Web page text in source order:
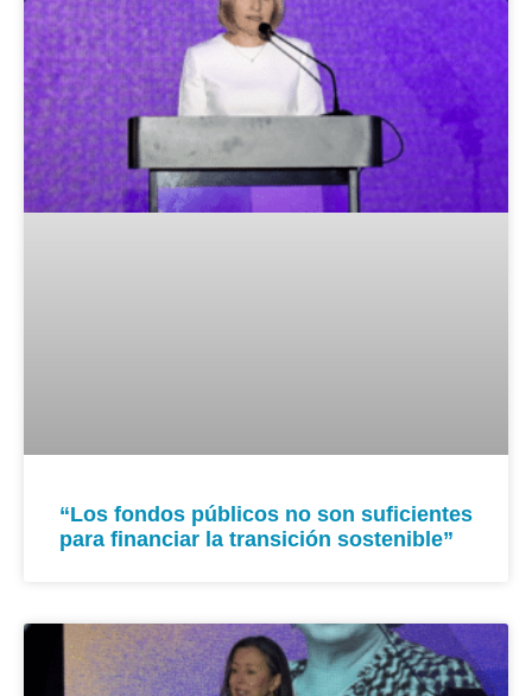
“Los fondos públicos no son suficientes
para financiar la transición sostenible”